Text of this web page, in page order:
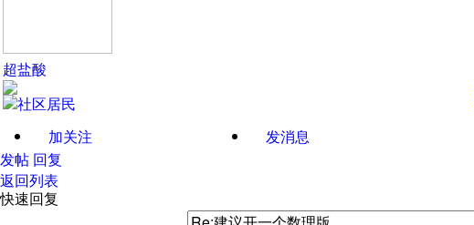
超盐酸
加关注 发消息
发帖 回复
返回列表
快速回复